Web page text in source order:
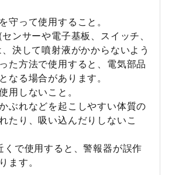
守って使用すること。
ンサーや電子基板、スイッチ、
決して噴射液がかからないよう
た方法で使用すると、電気部品
なる場合があります。
用しないこと。
ぶれなどを起こしやすい体質の
たり、吸い込んだりしないこ
くで使用すると、警報器が誤作
ます。